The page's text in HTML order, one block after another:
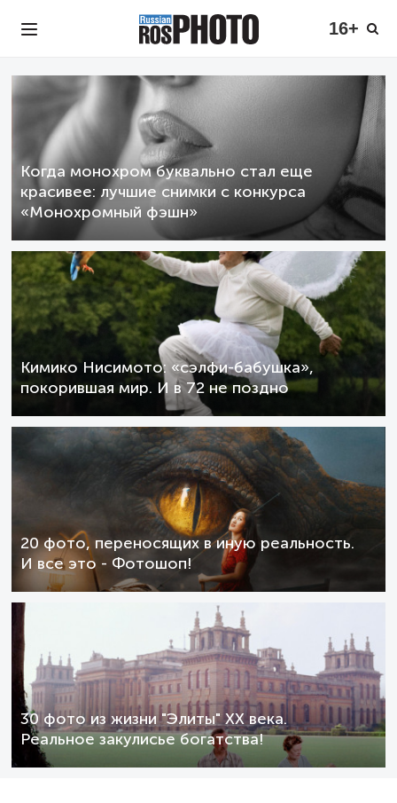
16+
Когда монохром буквально стал еще
красивее: лучшие снимки с конкурса
«Монохромный фэшн»
Кимико Нисимото: «сэлфи-бабушка»,
покорившая мир. И в 72 не поздно
20 фото, переносящих в иную реальность.
И все это - Фотошоп!
30 фото из жизни "Элиты" XX века.
Реальное закулисье богатства!